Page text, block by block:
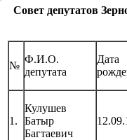
Совет депутатов
№
Ф.И.О.
депутата
Дата
1.
Кулушев
Батыр
Багтаевич